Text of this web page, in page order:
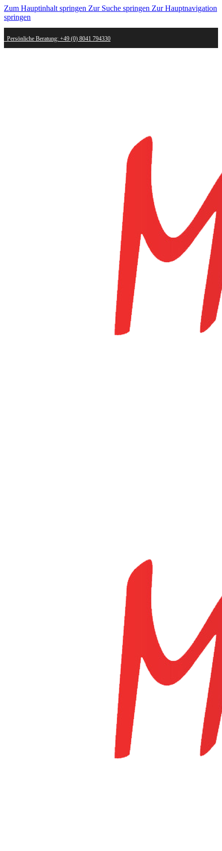
Zum Hauptinhalt springen Zur Suche springen Zur Hauptnavigation
springen
Persönliche Beratung: +49 (0) 8041 794330